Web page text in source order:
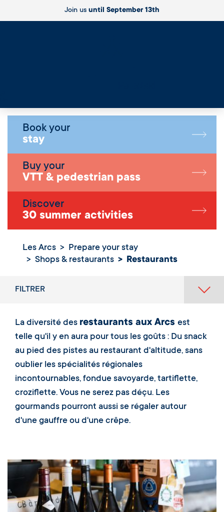
Join us until September 13th
Book your
stay
Buy your
VTT & pedestrian pass
Discover
30 summer activities
Les Arcs
Prepare your stay
Shops & restaurants
Restaurants
Restaurants
FILTRER
La diversité des restaurants aux Arcs est
telle qu'il y en aura pour tous les goûts : Du snack
au pied des pistes au restaurant d'altitude, sans
oublier les spécialités régionales
incontournables, fondue savoyarde, tartiflette,
croziflette. Vous ne serez pas déçu. Les
gourmands pourront aussi se régaler autour
d'une gauffre ou d'une crêpe.